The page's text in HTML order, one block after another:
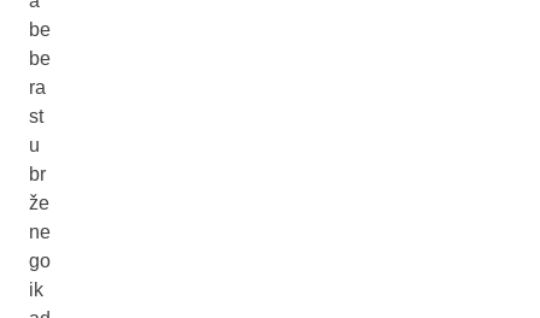
be
be
ra
st
u
br
že
ne
go
ik